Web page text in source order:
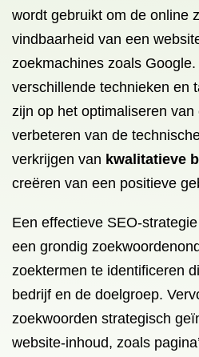
wordt gebruikt om de online
vindbaarheid van een
zoekmachines zoals
verschillende technieken en
zijn op het optimaliseren
verbeteren van de
verkrijgen van kwalitatieve
creëren van een positieve
Een effectieve SEO-
een grondig
zoektermen te identificeren
bedrijf en de doelgroep.
zoekwoorden strategisch
website-inhoud, zoals